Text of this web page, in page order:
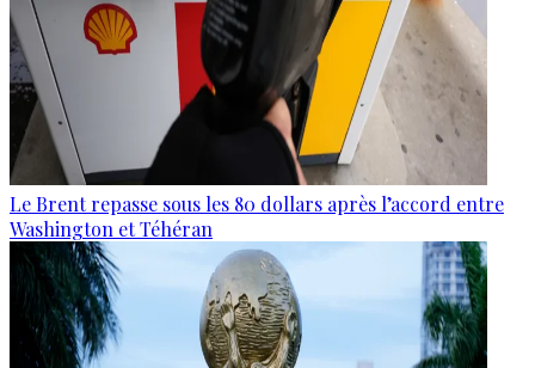
Le Brent repasse sous les 80 dollars après l’accord entre
Washington et Téhéran